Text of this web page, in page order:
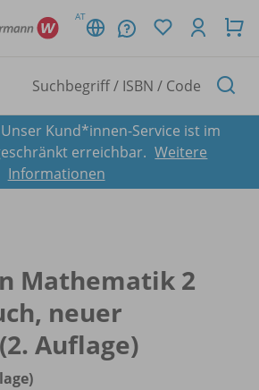
AT
Kund*innen-Service ist im
erreichbar. Weitere
Informationen
Mathematik 2
neuer
Auflage)